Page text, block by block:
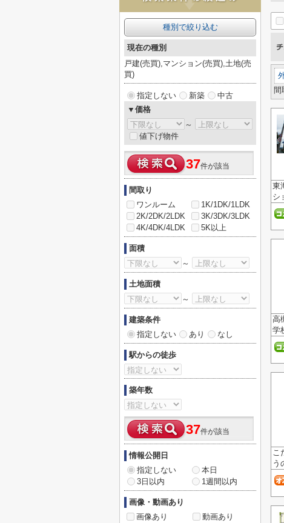
間
東
シ
高
学
こ
う
種別で絞り込む
現在の種別
戸建(売買),マンション(売買),土地(売
買)
指定しない 新築
中古
▼価格
～
値下げ物件
37件が該当
間取り
ワンルーム
1K/1DK/1LDK
2K/2DK/2LDK
3K/3DK/3LDK
4K/4DK/4LDK
5K以上
面積
～
土地面積
～
建築条件
指定しない
あり なし
駅からの徒歩
築年数
37件が該当
情報公開日
指定しない
本日
3日以内
1週間以内
画像・動画あり
画像あり
動画あり